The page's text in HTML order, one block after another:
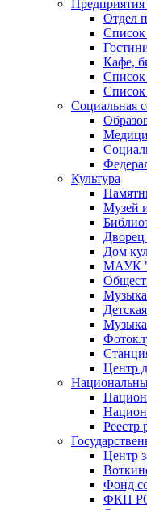
Предприятия
Отдел
Список
Кафе,
Список
Социальная
Культура
Музей
Дом
МАУК
Центр
Реестр
Центр
Фонд
ФКП